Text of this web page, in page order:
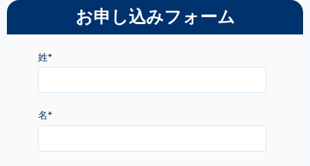
お申し込みフォーム
姓*
名*